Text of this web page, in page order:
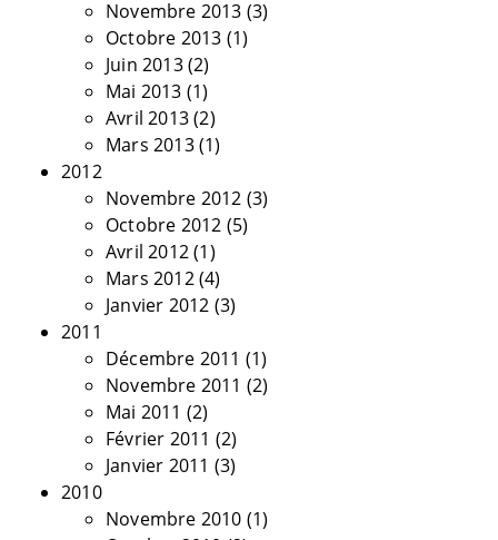
Novembre 2013 (3)
Octobre 2013 (1)
Juin 2013(2)
Mai 2013 (1)
Avril 2013(2)
Mars 2013(1)
2012
Novembre 2012 (3)
Octobre 2012 (5)
Avril 2012(1)
Mars 2012(4)
Janvier 2012 (3)
2011
Décembre 2011 (1)
Novembre 2011 (2)
Mai 2011 (2)
Février 2011 (2)
Janvier 2011 (3)
2010
Novembre 2010 (1)